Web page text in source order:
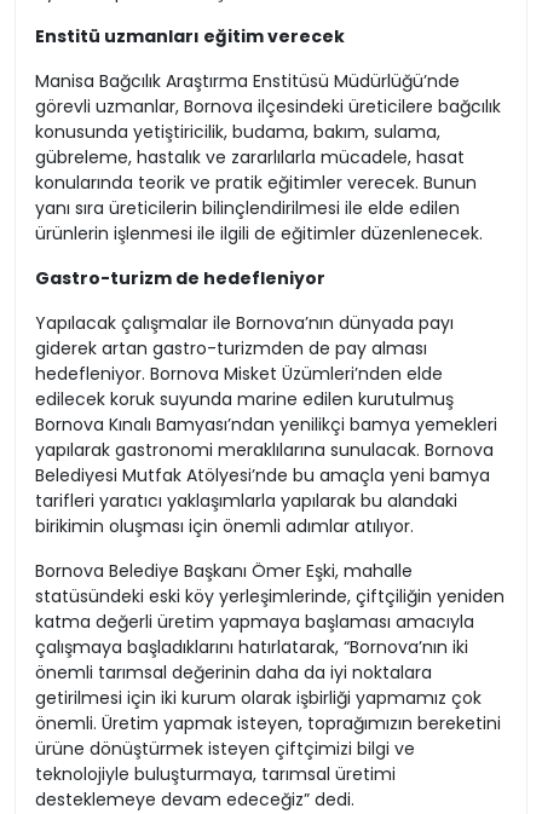
Enstitü uzmanları eğitim verecek
Manisa Bağcılık Araştırma Enstitüsü Müdürlüğü’nde
görevli uzmanlar, Bornova ilçesindeki üreticilere bağcılık
konusunda yetiştiricilik, budama, bakım, sulama,
gübreleme, hastalık ve zararlılarla mücadele, hasat
konularında teorik ve pratik eğitimler verecek. Bunun
yanı sıra üreticilerin bilinçlendirilmesi ile elde edilen
ürünlerin işlenmesi ile ilgili de eğitimler düzenlenecek.
Gastro-turizm de hedefleniyor
Yapılacak çalışmalar ile Bornova’nın dünyada payı
giderek artan gastro-turizmden de pay alması
hedefleniyor. Bornova Misket Üzümleri’nden elde
edilecek koruk suyunda marine edilen kurutulmuş
Bornova Kınalı Bamyası’ndan yenilikçi bamya yemekleri
yapılarak gastronomi meraklılarına sunulacak. Bornova
Belediyesi Mutfak Atölyesi’nde bu amaçla yeni bamya
tarifleri yaratıcı yaklaşımlarla yapılarak bu alandaki
birikimin oluşması için önemli adımlar atılıyor.
Bornova Belediye Başkanı Ömer Eşki, mahalle
statüsündeki eski köy yerleşimlerinde, çiftçiliğin yeniden
katma değerli üretim yapmaya başlaması amacıyla
çalışmaya başladıklarını hatırlatarak, “Bornova’nın iki
önemli tarımsal değerinin daha da iyi noktalara
getirilmesi için iki kurum olarak işbirliği yapmamız çok
önemli. Üretim yapmak isteyen, toprağımızın bereketini
ürüne dönüştürmek isteyen çiftçimizi bilgi ve
teknolojiyle buluşturmaya, tarımsal üretimi
desteklemeye devam edeceğiz” dedi.